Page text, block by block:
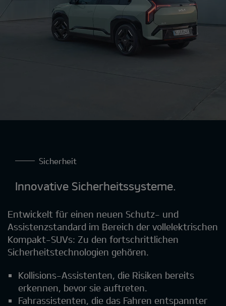
Sicherheit
Innovative Sicherheitssysteme.
Entwickelt für einen neuen Schutz- und
Assistenzstandard im Bereich der vollelektrischen
Kompakt-SUVs: Zu den fortschrittlichen
Sicherheitstechnologien gehören.
Kollisions-Assistenten, die Risiken bereits
erkennen, bevor sie auftreten.
Fahrassistenten, die das Fahren entspannter